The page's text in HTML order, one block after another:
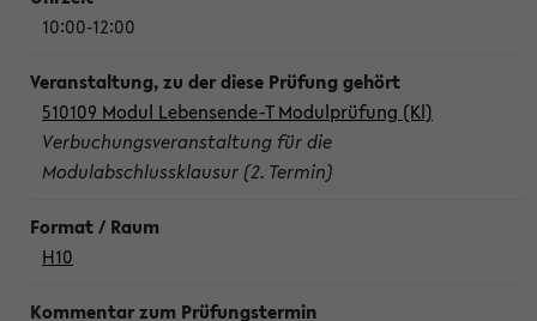
10:00-12:00
510109 Modul Lebensende-T Modulprüfung (Kl)
Verbuchungsveranstaltung für die
Modulabschlussklausur (2. Termin)
H10